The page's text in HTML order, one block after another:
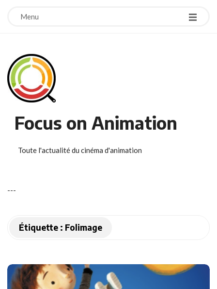
Menu
Focus on Animation
Toute l'actualité du cinéma d'animation
---
Étiquette : Folimage